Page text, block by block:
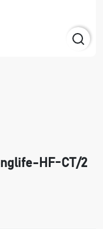
HF-CT/2